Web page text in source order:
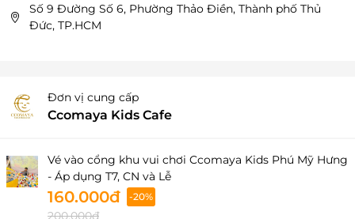
Số 9 Đường Số 6, Phường Thảo Điền, Thành phố Thủ
Đức, TP.HCM
Đơn vị cung cấp
Ccomaya Kids Cafe
Vé vào cổng khu vui chơi Ccomaya Kids Phú Mỹ Hưng
- Áp dụng T7, CN và Lễ
160.000đ -20%
200.000đ